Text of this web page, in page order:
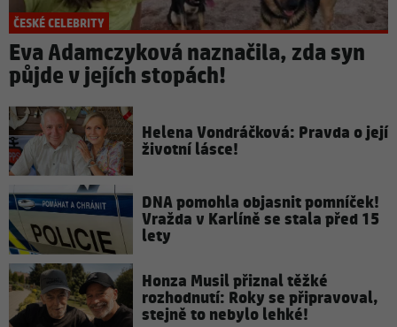
ČESKÉ CELEBRITY
Eva Adamczyková naznačila, zda syn
půjde v jejích stopách!
Helena Vondráčková: Pravda o její
životní lásce!
DNA pomohla objasnit pomníček!
Vražda v Karlíně se stala před 15
lety
Honza Musil přiznal těžké
rozhodnutí: Roky se připravoval,
stejně to nebylo lehké!